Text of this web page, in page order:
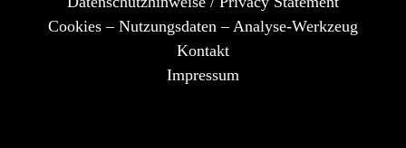
Cookies – Nutzungsdaten – Analyse-Werkzeug
Kontakt
Impressum